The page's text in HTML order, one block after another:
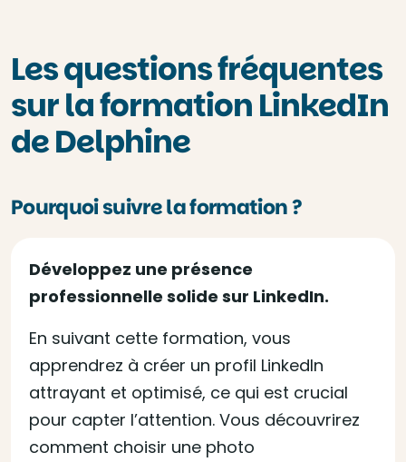
Les questions fréquentes
sur la formation LinkedIn
de Delphine
Pourquoi suivre la formation ?
Développez une présence
professionnelle solide sur LinkedIn.
En suivant cette formation, vous
apprendrez à créer un profil LinkedIn
attrayant et optimisé, ce qui est crucial
pour capter l’attention. Vous découvrirez
comment choisir une photo